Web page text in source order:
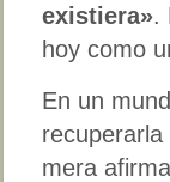
existiera».
hoy como
En un
mera